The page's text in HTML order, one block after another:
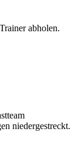
abholen.
niedergestreckt.